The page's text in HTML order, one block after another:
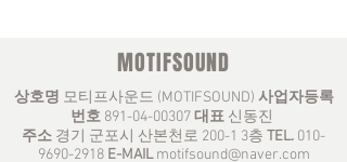
MOTIFSOUND
상호명 모티프사운드 (MOTIFSOUND) 사업자등록
번호 891-04-00307대표 신동진
주소 경기 군포시 산본천로 200-1 3층 TEL. 010-
9690-2918 E-MAIL motifsound@naver.com